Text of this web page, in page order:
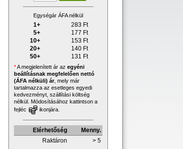
Egységár ÁFA nélkül
1+ 283 Ft
5+
177 Ft
10+
153 Ft
20+
140 Ft
50+
131 Ft
*A megjelenített ár az egyéni
beállításnak megfelelően nettó
(ÁFA nélküli) ár, mely már
tartalmazza az esetleges egyedi
kedvezményt, szállítási költség
nélkül. Módosításához kattintson a
fejléc
ikonjára.
Elérhetőség
Menny.
Raktáron
> 5